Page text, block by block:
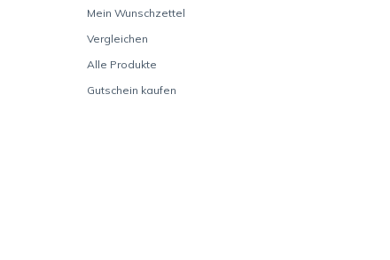
Mein Wunschzettel
Vergleichen
Alle Produkte
Gutschein kaufen